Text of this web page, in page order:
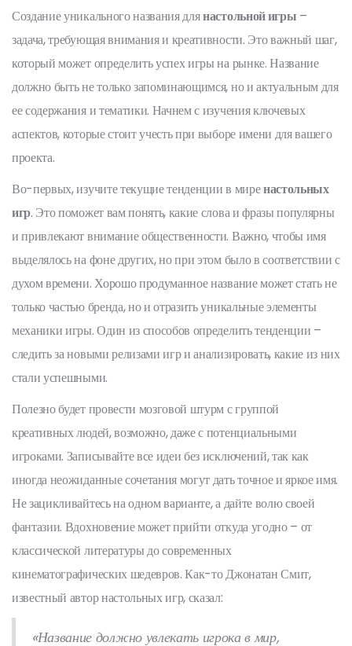
Создание уникального названия длянастольной игры –
задача, требующая внимания и креативности. Это важный шаг,
который может определить успех игры на рынке. Название
должно быть не только запоминающимся, но и актуальным для
ее содержания и тематики. Начнем с изучения ключевых
аспектов, которые стоит учесть при выборе имени для вашего
проекта.
Во-первых, изучите текущие тенденции в миренастольных
игр. Это поможет вам понять, какие слова и фразы популярны
и привлекают внимание общественности. Важно, чтобы имя
выделялось на фоне других, но при этом было в соответствии с
духом времени. Хорошо продуманное название может стать не
только частью бренда, но и отразить уникальные элементы
механики игры. Один из способов определить тенденции –
следить за новыми релизами игр и анализировать, какие из них
стали успешными.
Полезно будет провести мозговой штурм с группой
креативных людей, возможно, даже с потенциальными
игроками. Записывайте все идеи без исключений, так как
иногда неожиданные сочетания могут дать точное и яркое имя.
Не зацикливайтесь на одном варианте, а дайте волю своей
фантазии. Вдохновение может прийти откуда угодно – от
классической литературы до современных
кинематографических шедевров. Как-то Джонатан Смит,
известный автор настольных игр, сказал:
«Название должно увлекать игрока в мир,